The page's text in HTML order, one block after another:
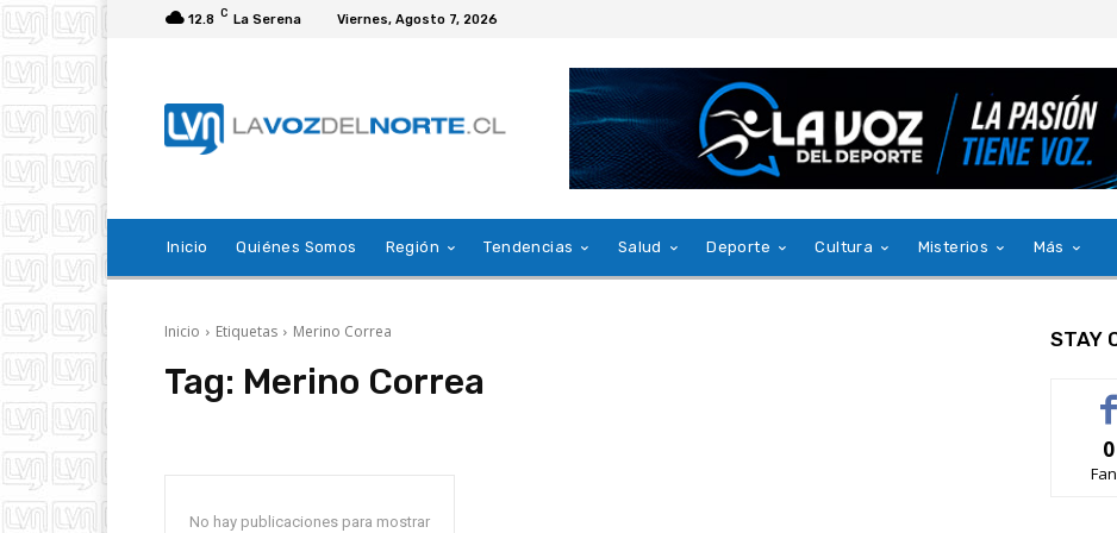
12.8 C La Serena Viernes, Agosto 7, 2026
Inicio Quiénes Somos Región Tendencias Salud Deporte Cultura Misterios Más
Inicio Etiquetas Merino Correa
Tag: Merino Correa
No hay publicaciones para mostrar
STAY
0